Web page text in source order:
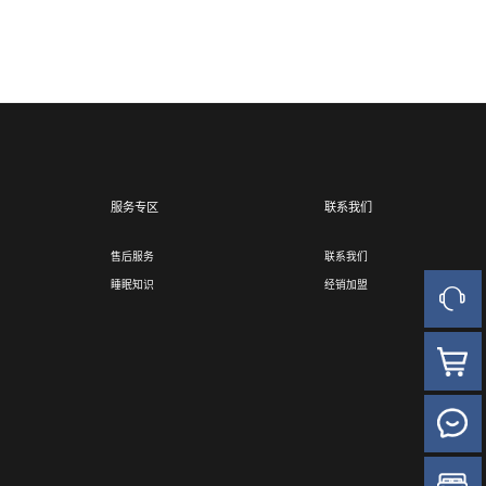
服务专区
售后服务
睡眠知识
联系我们
联系我们
经销加盟
人工客
官方商
达人说